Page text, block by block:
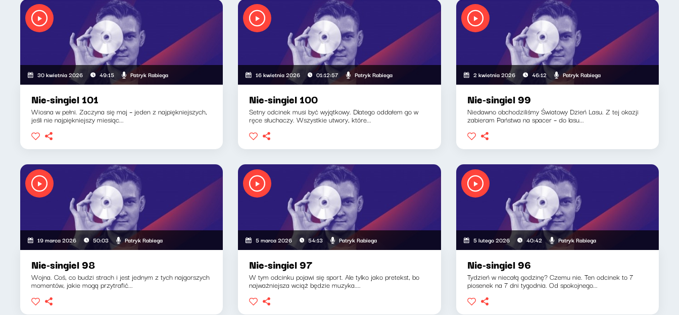
30 kwietnia 2026 49:15 Patryk Rabiega
Nie-singiel 101
Wiosna w pełni. Zaczyna się maj – jeden z najpiękniejszych,
jeśli nie najpiękniejszy miesiąc...
16 kwietnia 2026 01:12:57 Patryk Rabiega
Nie-singiel 100
Setny odcinek musi być wyjątkowy. Dlatego oddałem go w
ręce słuchaczy. Wszystkie utwory, które...
2 kwietnia 2026 46:12 Patryk Rabiega
Nie-singiel 99
Niedawno obchodziliśmy Światowy Dzień Lasu. Z tej okazji
zabieram Państwa na spacer – do lasu...
19 marca 2026 50:03 Patryk Rabiega
Nie-singiel 98
Wojna. Coś, co budzi strach i jest jednym z tych najgorszych
momentów, jakie mogą przytrafić...
5 marca 2026 54:13 Patryk Rabiega
Nie-singiel 97
W tym odcinku pojawi się sport. Ale tylko jako pretekst, bo
najważniejsza wciąż będzie muzyka....
5 lutego 2026 40:42 Patryk Rabiega
Nie-singiel 96
Tydzień w niecałą godzinę? Czemu nie. Ten odcinek to 7
piosenek na 7 dni tygodnia. Od spokojnego...